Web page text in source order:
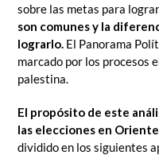
sobre las metas para
son comunes y la
lograrlo. El Panorama
marcado por los procesos
palestina.
El propósito de este
las elecciones en
dividido en los siguientes